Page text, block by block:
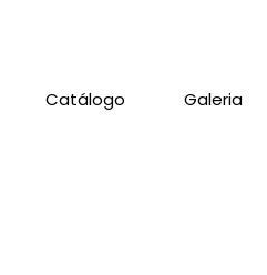
Catálogo Galeria